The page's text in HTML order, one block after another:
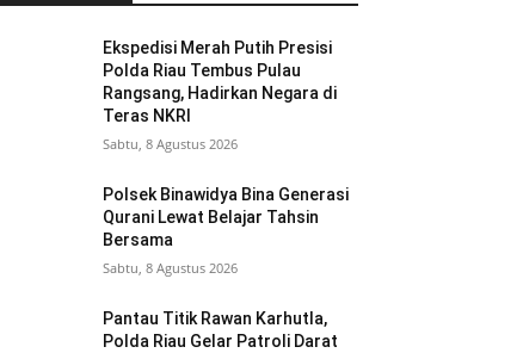
Ekspedisi Merah Putih Presisi
Polda Riau Tembus Pulau
Rangsang, Hadirkan Negara di
Teras NKRI
Sabtu, 8 Agustus 2026
Polsek Binawidya Bina Generasi
Qurani Lewat Belajar Tahsin
Bersama
Sabtu, 8 Agustus 2026
Pantau Titik Rawan Karhutla,
Polda Riau Gelar Patroli Darat